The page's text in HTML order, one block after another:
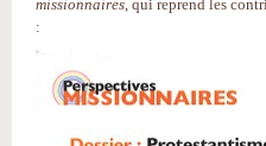
missionnaires, qui reprend les
: